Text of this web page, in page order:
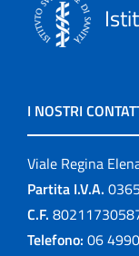
I NOSTRI
Viale Regina
Partita I.V.A.
C.F.
Telefono: 06